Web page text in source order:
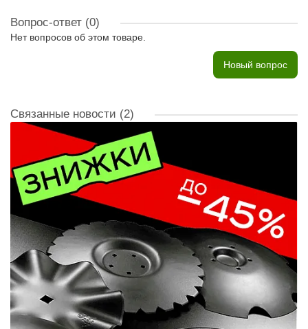
Вопрос-ответ (0)
Нет вопросов об этом товаре.
Новый вопрос
Связанные новости (2)